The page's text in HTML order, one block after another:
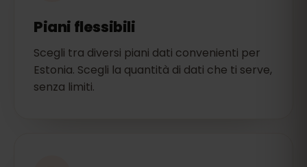
Piani flessibili
Scegli tra diversi piani dati convenienti per
Estonia. Scegli la quantità di dati che ti serve,
senza limiti.